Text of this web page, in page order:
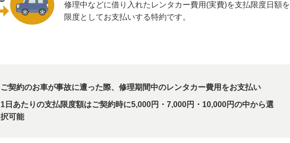
修理中などに借り入れたレンタカー費用(実費)を支払限度日額を
限度としてお支払いする特約です。
ご契約のお車が事故に遭った際、修理期間中のレンタカー費用をお支払い
1日あたりの支払限度額はご契約時に5,000円・7,000円・10,000円の中から選
択可能